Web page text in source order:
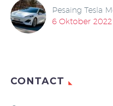
Pesaing Tesla
6 Oktober 2022
CONTACT